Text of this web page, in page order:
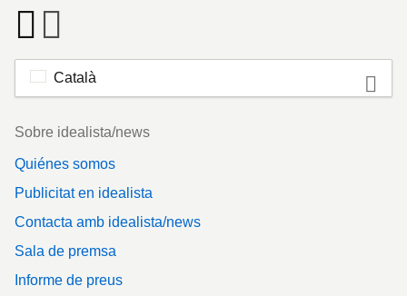
Català
Footer
Sobre idealista/news
Quiénes somos
Publicitat en idealista
Contacta amb idealista/news
Sala de premsa
Informe de preus